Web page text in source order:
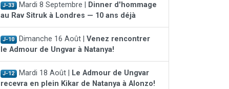
J-33 Mardi 8 Septembre |
Dinner d'hommage
au Rav Sitruk à Londres — 10 ans déjà
J-10 Dimanche 16 Août | Venez rencontrer
le Admour de Ungvar à Natanya!
J-12 Mardi 18 Août |
Le Admour de Ungvar
recevra en plein Kikar de Natanya à Alonzo!